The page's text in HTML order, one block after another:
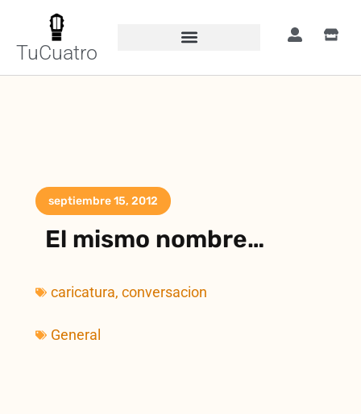
TuCuatro
septiembre 15, 2012
El mismo nombre…
caricatura,conversacion
General